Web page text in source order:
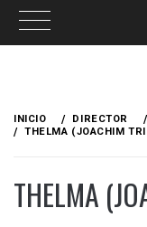
contenido
INICIO DIRECTOR
THELMA (JOACHIM
THELMA